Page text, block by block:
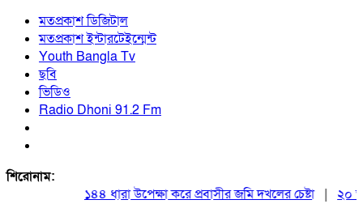
মতপ্রকাশ ডিজিটাল
মতপ্রকাশ ইন্টারটেইন্মেন্ট
Youth Bangla Tv
ছবি
ভিডিও
Radio Dhoni 91.2 Fm
শিরোনাম:
১৪৪ ধারা উপেক্ষা করে প্রবাসীর জমি দখলের চেষ্টা| ২০